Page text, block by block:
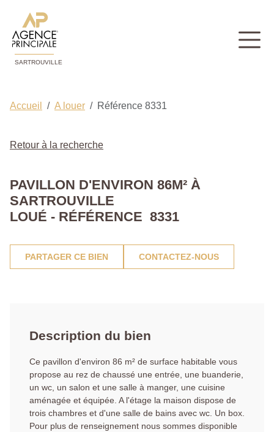
SARTROUVILLE
Accueil A louer Référence 8331
Retour à la recherche
PAVILLON D'ENVIRON 86M² À
SARTROUVILLE
LOUÉ - RÉFÉRENCE 8331
PARTAGER CE BIEN CONTACTEZ-NOUS
Description du bien
Ce pavillon d'environ 86 m² de surface habitable vous
propose au rez de chaussé une entrée, une buanderie,
un wc, un salon et une salle à manger, une cuisine
aménagée et équipée. A l'étage la maison dispose de
trois chambres et d'une salle de bains avec wc. Un box.
Pour plus de renseignement nous sommes disponible